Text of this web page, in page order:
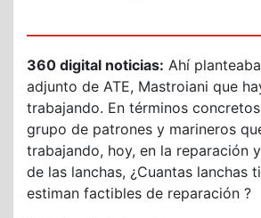
360 digital noticias: Ahí
adjunto de ATE, Mastroiani que
trabajando. En términos
grupo de patrones y marineros
trabajando, hoy, en la reparación
de las lanchas, ¿Cuantas lanchas
estiman factibles de reparación ?